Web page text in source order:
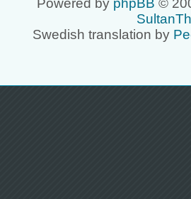
Swedish translation by